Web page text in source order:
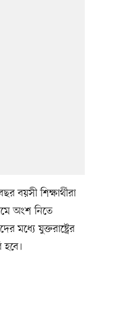
বয়সী শিক্ষার্থীরা
অংশ নিতে
মধ্যে যুক্তরাষ্ট্রের
হবে।